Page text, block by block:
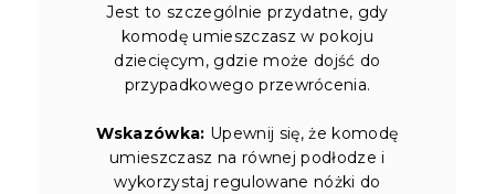
Jest to szczególnie przydatne, gdy
komodę umieszczasz w pokoju
dziecięcym, gdzie może dojść do
przypadkowego przewrócenia.
Wskazówka: Upewnij się, że komodę
umieszczasz na równej podłodze i
wykorzystaj regulowane nóżki do